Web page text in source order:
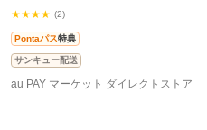
★★★★ (2)
Pontaパス特典
サンキュー配送
au PAY マーケット ダイレクトストア